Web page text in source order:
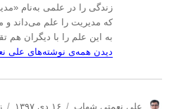
زندگی را در علمی به‌نام
که مدیریت را علم می‌داند
به این علم را با دیگران هم
دیدن همه‌ی نوشته‌های علی
نعلی نعمتی شهاب
ا۱۶ دی ۱۳۹۷
د